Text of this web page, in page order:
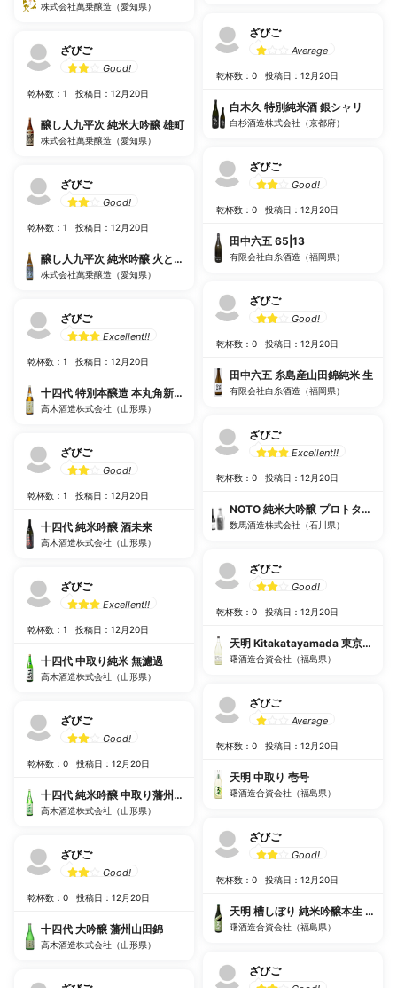
株式会社萬乗醸造（愛知県）
ざびご
Good!
乾杯数：1 投稿日：12月20日
醸し人九平次 純米大吟醸 雄町
株式会社萬乗醸造（愛知県）
ざびご
Good!
乾杯数：1 投稿日：12月20日
醸し人九平次 純米吟醸 火と月の間に 山田錦
株式会社萬乗醸造（愛知県）
ざびご
Excellent!!
乾杯数：1 投稿日：12月20日
十四代 特別本醸造 本丸角新生酒
高木酒造株式会社（山形県）
ざびご
Good!
乾杯数：1 投稿日：12月20日
十四代 純米吟醸 酒未来
高木酒造株式会社（山形県）
ざびご
Excellent!!
乾杯数：1 投稿日：12月20日
十四代 中取り純米 無濾過
高木酒造株式会社（山形県）
ざびご
Good!
乾杯数：0 投稿日：12月20日
十四代 純米吟醸 中取り藩州山田錦
高木酒造株式会社（山形県）
ざびご
Good!
乾杯数：0 投稿日：12月20日
十四代 大吟醸 藩州山田錦
高木酒造株式会社（山形県）
ざびご
Average
乾杯数：0 投稿日：12月20日
白木久 特別純米酒 銀シャリ
白杉酒造株式会社（京都府）
ざびご
Good!
乾杯数：0 投稿日：12月20日
田中六五 65|13
有限会社白糸酒造（福岡県）
ざびご
Good!
乾杯数：0 投稿日：12月20日
田中六五 糸島産山田錦純米 生
有限会社白糸酒造（福岡県）
ざびご
Excellent!!
乾杯数：0 投稿日：12月20日
NOTO 純米大吟醸 プロトタイプ
数馬酒造株式会社（石川県）
ざびご
Good!
乾杯数：0 投稿日：12月20日
天明 Kitakatayamada 東京精米88
曙酒造合資会社（福島県）
ざびご
Average
乾杯数：0 投稿日：12月20日
天明 中取り 壱号
曙酒造合資会社（福島県）
ざびご
Good!
乾杯数：0 投稿日：12月20日
天明 槽しぼり 純米吟醸本生 緑
曙酒造合資会社（福島県）
ざびご